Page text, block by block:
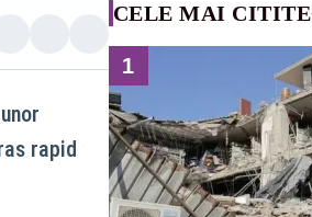
rapid
CELE MAI CITITE
1